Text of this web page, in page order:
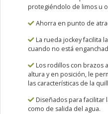
protegiéndolo de limos u
Ahorra en punto de
La rueda jockey facilita
cuando no está
Los rodillos con brazos
altura y en posición, le
las características de la
Diseñados para
como de salida del agua.